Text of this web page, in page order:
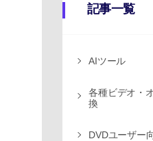
記事一覧
AIツール
各種ビデオ・
換
DVDユーザー